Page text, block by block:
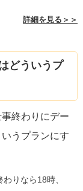
詳細を見る＞＞
どういうプ
終わりにデー
うプランにす
わりなら18時、